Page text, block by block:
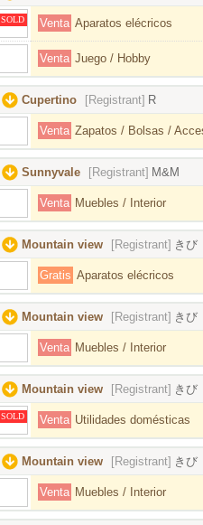
SOLD Venta Aparatos elécricos
Venta Juego / Hobby
Cupertino [Registrant] R
Venta Zapatos / Bolsas /
Sunnyvale [Registrant] M&M
Venta Muebles / Interior
Mountain view [Registrant] きび
Gratis Aparatos elécricos
Mountain view [Registrant] きび
Venta Muebles / Interior
Mountain view [Registrant] きび
SOLD Venta Utilidades domésticas
Mountain view [Registrant] きび
Venta Muebles / Interior